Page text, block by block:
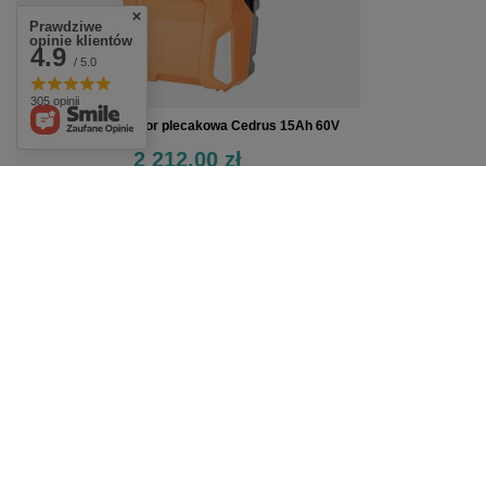
Bateria Akumulator plecakowa Cedrus 15Ah 60V
2 212,00 zł
Prawdziwe
opinie klientów
4.9 / 5.0
305 opinii